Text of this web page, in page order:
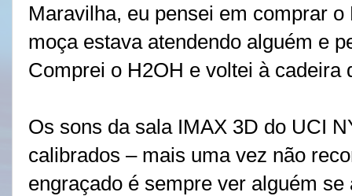
Maravilha, eu pensei em comprar
moça estava atendendo alguém e
Comprei o H2OH e voltei à cadeira
Os sons da sala IMAX 3D do UCI
calibrados – mais uma vez não
engraçado é sempre ver alguém se